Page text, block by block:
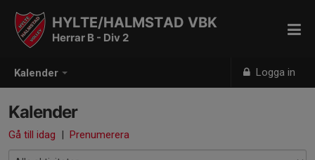
Kalender Logga in
HYLTE/HALMSTAD VBK
Herrar B - Div 2
Kalender
Gå till idag | Prenumerera